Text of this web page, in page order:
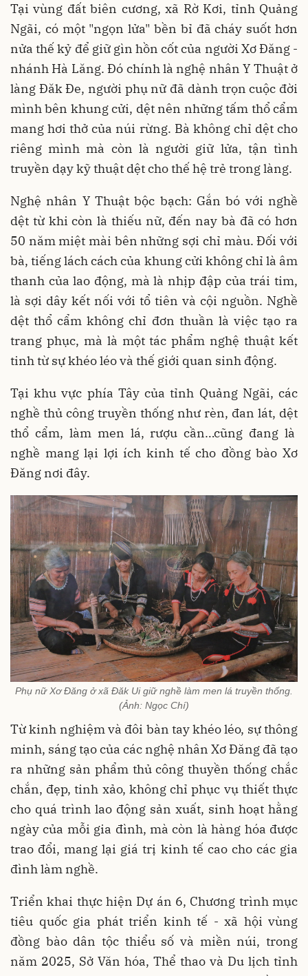
Tại vùng đất biên cương, xã Rờ Kơi, tỉnh Quảng
Ngãi, có một "ngọn lửa" bền bỉ đã cháy suốt hơn
nửa thế kỷ để giữ gìn hồn cốt của người Xơ Đăng -
nhánh Hà Lăng. Đó chính là nghệ nhân Y Thuật ở
làng Đăk Đe, người phụ nữ đã dành trọn cuộc đời
mình bên khung cửi, dệt nên những tấm thổ cẩm
mang hơi thở của núi rừng. Bà không chỉ dệt cho
riêng mình mà còn là người giữ lửa, tận tình
truyền dạy kỹ thuật dệt cho thế hệ trẻ trong làng.
Nghệ nhân Y Thuật bộc bạch: Gắn bó với nghề
dệt từ khi còn là thiếu nữ, đến nay bà đã có hơn
50 năm miệt mài bên những sợi chỉ màu. Đối với
bà, tiếng lách cách của khung cửi không chỉ là âm
thanh của lao động, mà là nhịp đập của trái tim,
là sợi dây kết nối với tổ tiên và cội nguồn. Nghề
dệt thổ cẩm không chỉ đơn thuần là việc tạo ra
trang phục, mà là một tác phẩm nghệ thuật kết
tinh từ sự khéo léo và thế giới quan sinh động.
Tại khu vực phía Tây của tỉnh Quảng Ngãi, các
nghề thủ công truyền thống như rèn, đan lát, dệt
thổ cẩm, làm men lá, rượu cần…cũng đang là
nghề mang lại lợi ích kinh tế cho đồng bào Xơ
Đăng nơi đây.
Phụ nữ Xơ Đăng ở xã Đăk Ui giữ nghề làm men lá truyền thống.
(Ảnh: Ngọc Chí)
Từ kinh nghiệm và đôi bàn tay khéo léo, sự thông
minh, sáng tạo của các nghệ nhân Xơ Đăng đã tạo
ra những sản phẩm thủ công thuyền thống chắc
chắn, đẹp, tinh xảo, không chỉ phục vụ thiết thực
cho quá trình lao động sản xuất, sinh hoạt hằng
ngày của mỗi gia đình, mà còn là hàng hóa được
trao đổi, mang lại giá trị kinh tế cao cho các gia
đình làm nghề.
Triển khai thực hiện Dự án 6, Chương trình mục
tiêu quốc gia phát triển kinh tế - xã hội vùng
đồng bào dân tộc thiểu số và miền núi, trong
năm 2025, Sở Văn hóa, Thể thao và Du lịch tỉnh